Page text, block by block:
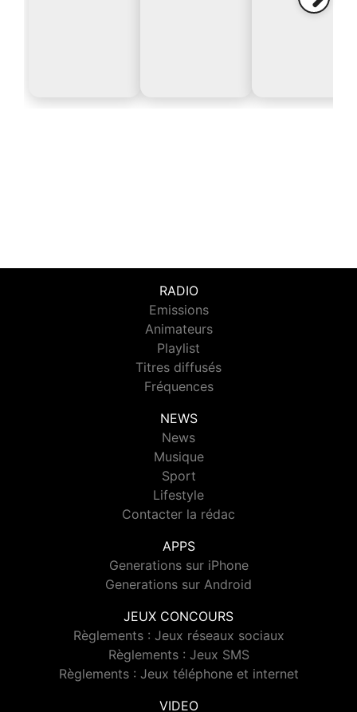
RADIO
Emissions
Animateurs
Playlist
Titres diffusés
Fréquences
NEWS
News
Musique
Sport
Lifestyle
Contacter la rédac
APPS
Generations sur iPhone
Generations sur Android
JEUX CONCOURS
Règlements : Jeux réseaux sociaux
Règlements : Jeux SMS
Règlements : Jeux téléphone et internet
VIDEO